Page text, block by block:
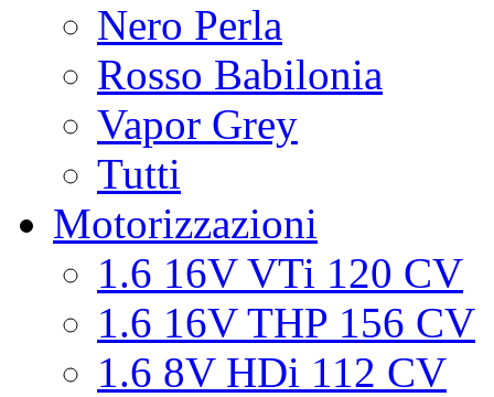
Nero Perla
Rosso Babilonia
Vapor Grey
Tutti
Motorizzazioni
1.6 16V VTi 120 CV
1.6 16V THP 156 CV
1.6 8V HDi 112 CV